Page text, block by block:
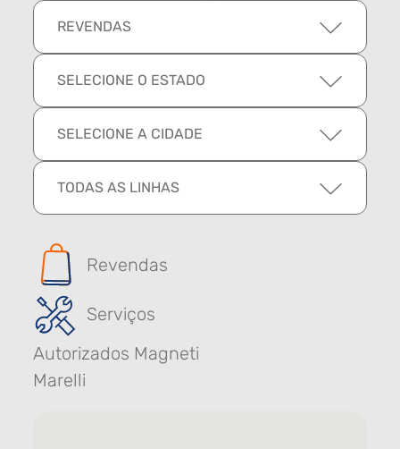
REVENDAS
SELECIONE O ESTADO
SELECIONE A CIDADE
TODAS AS LINHAS
Revendas
Serviços
Autorizados Magneti
Marelli